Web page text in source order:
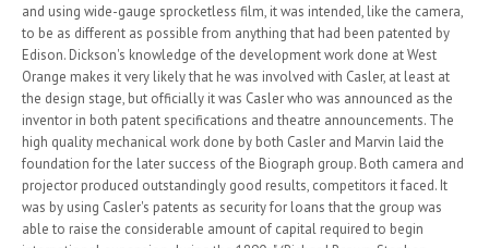
and using wide-gauge sprocketless film, it was intended, like the camera,
to be as different as possible from anything that had been patented by
Edison. Dickson's knowledge of the development work done at West
Orange makes it very likely that he was involved with Casler, at least at
the design stage, but officially it was Casler who was announced as the
inventor in both patent specifications and theatre announcements. The
high quality mechanical work done by both Casler and Marvin laid the
foundation for the later success of the Biograph group. Both camera and
projector produced outstandingly good results, competitors it faced. It
was by using Casler's patents as security for loans that the group was
able to raise the considerable amount of capital required to begin